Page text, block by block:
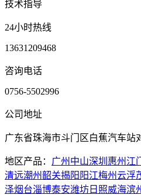
技术指导
24小时热线
13631209468
咨询电话
0756-5502996
公司地址
广东省珠海市斗门区白蕉汽车站
地区产品： 广州 中山深圳 惠州 江门
清远潮州韶关揭阳 阳江梅州云浮
泽烟台淄博泰安潍坊 日照威海滨